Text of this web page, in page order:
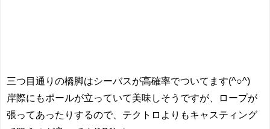
三つ目通りの橋脚はシーバスが高確率でついてます(^○^)
岸際にもポールが立っていて美味しそうですが、ロープが
張ってあったりするので、テクトロよりもキャスティング